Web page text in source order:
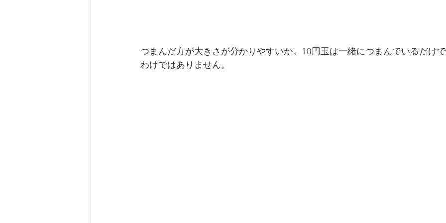
つまんだ方が大きさが分かりやすいか。10円玉は一緒につまんでいるだけ
わけではありません。